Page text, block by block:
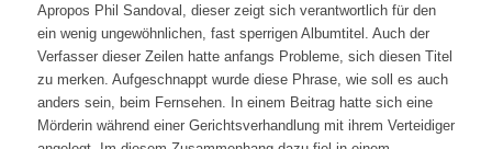
Apropos Phil Sandoval, dieser zeigt sich verantwortlich für den
ein wenig ungewöhnlichen, fast sperrigen Albumtitel. Auch der
Verfasser dieser Zeilen hatte anfangs Probleme, sich diesen Titel
zu merken. Aufgeschnappt wurde diese Phrase, wie soll es auch
anders sein, beim Fernsehen. In einem Beitrag hatte sich eine
Mörderin während einer Gerichtsverhandlung mit ihrem Verteidiger